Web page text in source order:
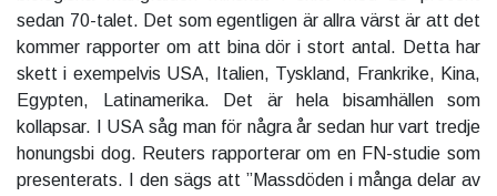
sedan 70-talet. Det som egentligen är allra värst är att det
kommer rapporter om att bina dör i stort antal. Detta har
skett i exempelvis USA, Italien, Tyskland, Frankrike, Kina,
Egypten, Latinamerika. Det är hela bisamhällen som
kollapsar. I USA såg man för några år sedan hur vart tredje
honungsbi dog. Reuters rapporterar om en FN-studie som
presenterats. I den sägs att ”Massdöden i många delar av